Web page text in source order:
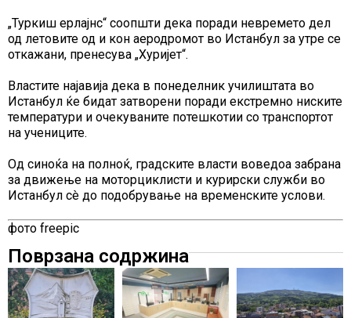
„Туркиш ерлајнс“ соопшти дека поради невремето дел
од летовите од и кон аеродромот во Истанбул за утре се
откажани, пренесува „Хуријет“.
Властите најавија дека в понеделник училиштата во
Истанбул ќе бидат затворени поради екстремно ниските
температури и очекуваните потешкотии со транспортот
на учениците.
Од синоќа на полноќ, градските власти воведоа забрана
за движење на моторциклисти и курирски служби во
Истанбул сè до подобрување на временските услови.
фото freepic
Поврзана содржина